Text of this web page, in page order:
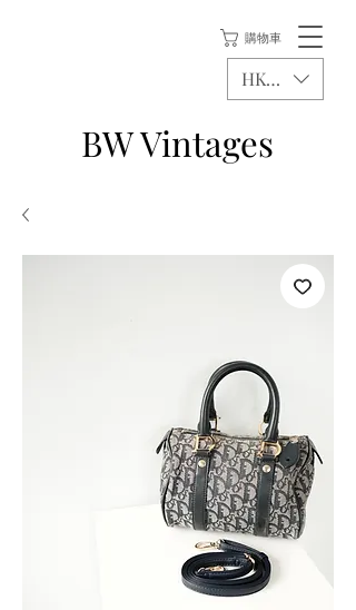
購物車
BW Vintages
HKD (HK$)